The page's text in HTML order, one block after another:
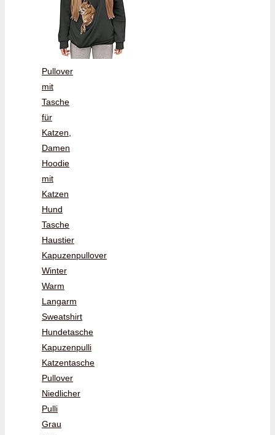
Pullover
mit
Tasche
für
Katzen,
Damen
Hoodie
mit
Katzen
Hund
Tasche
Haustier
Kapuzenpullover
Winter
Warm
Langarm
Sweatshirt
Hundetasche
Kapuzenpulli
Katzentasche
Pullover
Niedlicher
Pulli
Grau